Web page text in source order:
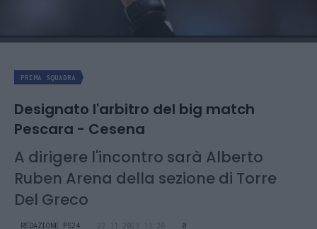
PRIMA SQUADRA
Designato l'arbitro del big match
Pescara - Cesena
A dirigere l'incontro sarà Alberto
Ruben Arena della sezione di Torre
Del Greco
REDAZIONE PS24 22.11.2023 13:26 0